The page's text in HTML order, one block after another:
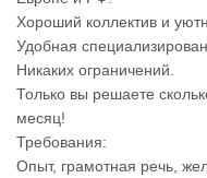
Хороший коллектив и
Удобная
Никаких ограничений.
Только вы решаете
месяц!
Требования:
Опыт, грамотная речь,